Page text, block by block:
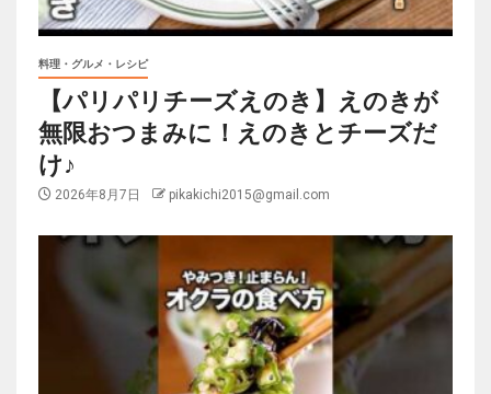
料理・グルメ・レシピ
【パリパリチーズえのき】えのきが
無限おつまみに！えのきとチーズだ
け♪
2026年8月7日 pikakichi2015@gmail.com